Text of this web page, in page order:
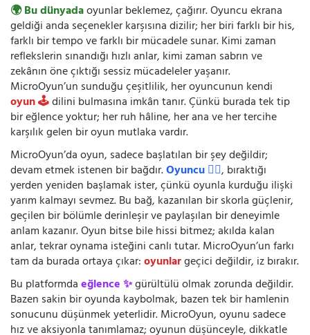
🌍 Bu dünyadaoyunlar beklemez, çağırır. Oyuncu ekrana
geldiği anda seçenekler karşısına dizilir; her biri farklı bir his,
farklı bir tempo ve farklı bir mücadele sunar. Kimi zaman
reflekslerin sınandığı hızlı anlar, kimi zaman sabrın ve
zekânın öne çıktığı sessiz mücadeleler yaşanır.
MicroOyun’un sunduğu çeşitlilik, her oyuncunun kendi
oyun 🕹️dilini bulmasına imkân tanır. Çünkü burada tek tip
bir eğlence yoktur; her ruh hâline, her ana ve her tercihe
karşılık gelen bir oyun mutlaka vardır.
MicroOyun’da oyun, sadece başlatılan bir şey değildir;
devam etmek istenen bir bağdır.Oyuncu 🧍‍♂️, bıraktığı
yerden yeniden başlamak ister, çünkü oyunla kurduğu ilişki
yarım kalmayı sevmez. Bu bağ, kazanılan bir skorla güçlenir,
geçilen bir bölümle derinleşir ve paylaşılan bir deneyimle
anlam kazanır. Oyun bitse bile hissi bitmez; akılda kalan
anlar, tekrar oynama isteğini canlı tutar. MicroOyun’un farkı
tam da burada ortaya çıkar:oyunlargeçici değildir, iz bırakır.
Bu platformdaeğlence ✨gürültülü olmak zorunda değildir.
Bazen sakin bir oyunda kaybolmak, bazen tek bir hamlenin
sonucunu düşünmek yeterlidir. MicroOyun, oyunu sadece
hız ve aksiyonla tanımlamaz; oyunun düşünceyle, dikkatle